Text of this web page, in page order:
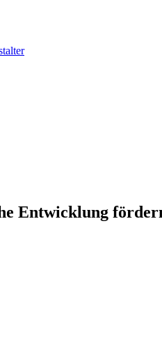
Entwicklung